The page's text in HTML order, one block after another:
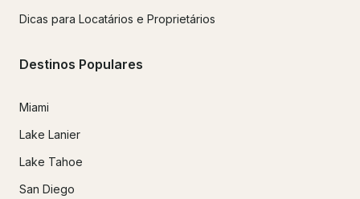
Dicas para Locatários e Proprietários
Destinos Populares
Miami
Lake Lanier
Lake Tahoe
San Diego